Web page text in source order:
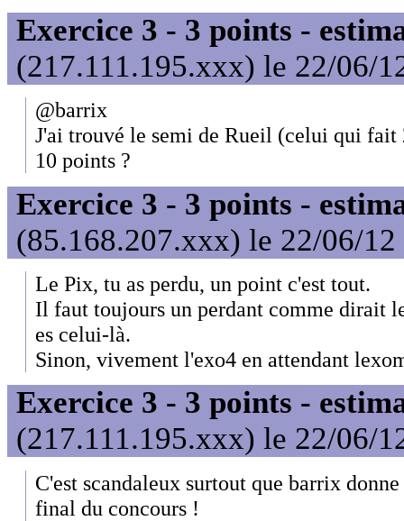
Exercice 3 - 3 points -
(217.111.195.xxx) le 22/06/
@barrix
J'ai trouvé le semi de Rueil (celui qui fait
10 points ?
Exercice 3 - 3 points -
(85.168.207.xxx) le 22/06/12
Le Pix, tu as perdu, un point c'est tout.
Il faut toujours un perdant comme dirait
es celui-là.
Sinon, vivement l'exo4 en attendant
Exercice 3 - 3 points -
(217.111.195.xxx) le 22/06/
C'est scandaleux surtout que barrix
final du concours !